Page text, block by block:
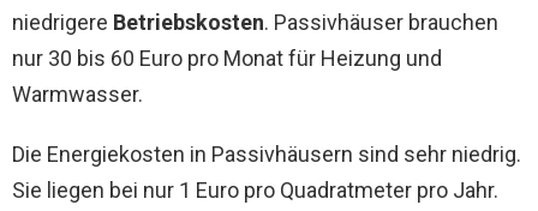
niedrigere Betriebskosten. Passivhäuser brauchen
nur 30 bis 60 Euro pro Monat für Heizung und
Warmwasser.
Die Energiekosten in Passivhäusern sind sehr niedrig.
Sie liegen bei nur 1 Euro pro Quadratmeter pro Jahr.